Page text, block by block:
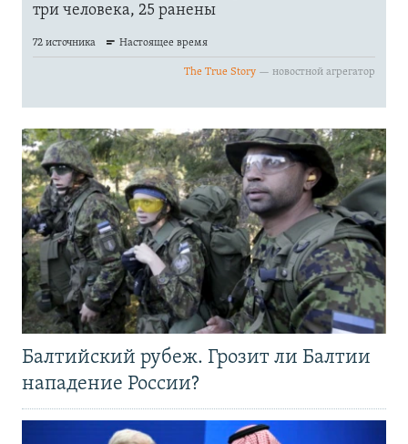
Балтийский рубеж. Грозит ли Балтии
нападение России?